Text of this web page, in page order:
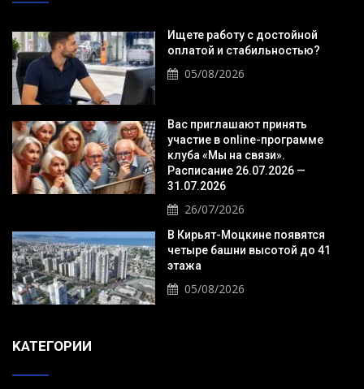
Ищете работу с достойной
оплатой и стабильностью?
05/08/2026
Вас приглашают принять
участие в online-программе
клуба «Мы на связи».
Расписание 26.07.2026 —
31.07.2026
26/07/2026
В Кирьят-Моцкине появятся
четыре башни высотой до 41
этажа
05/08/2026
KАТЕГОРИИ